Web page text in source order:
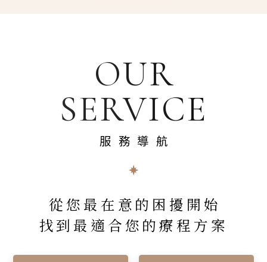
OUR
SERVICE
服務導航
從您最在意的困擾開始
找到最適合您的療程方案